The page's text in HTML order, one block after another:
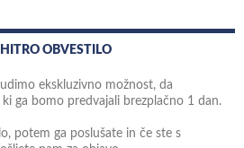
OBVESTILO
ekskluzivno možnost, da
ga bomo predvajali brezplačno 1 dan.
potem ga poslušate in če ste s